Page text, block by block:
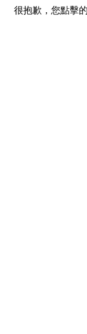
很抱歉，您點擊